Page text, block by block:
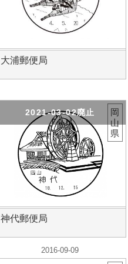
大浦郵便局
神代郵便局
2021-03-02廃止
岡
山
県
2016-09-09